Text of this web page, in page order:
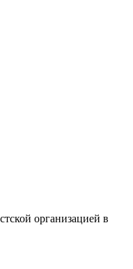
организацией в